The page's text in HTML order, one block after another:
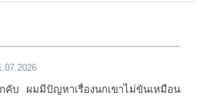
บ ผมมีปัญหาเรื่องนกเขาไม่ขันเหมือน